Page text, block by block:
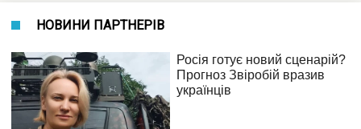
НОВИНИ ПАРТНЕРІВ